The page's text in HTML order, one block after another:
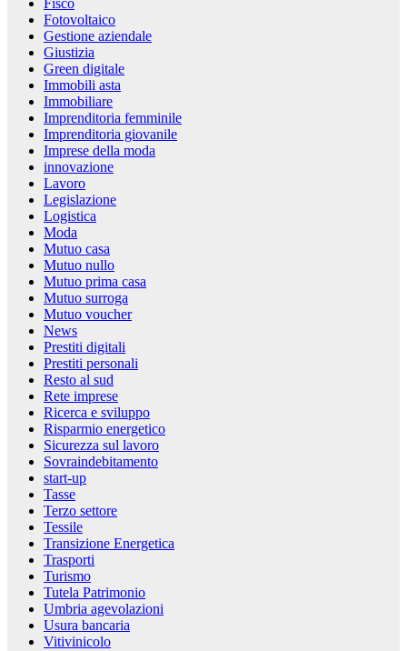
Fisco
Fotovoltaico
Gestione aziendale
Giustizia
Green digitale
Immobili asta
Immobiliare
Imprenditoria femminile
Imprenditoria giovanile
Imprese della moda
innovazione
Lavoro
Legislazione
Logistica
Moda
Mutuo casa
Mutuo nullo
Mutuo prima casa
Mutuo surroga
Mutuo voucher
News
Prestiti digitali
Prestiti personali
Resto al sud
Rete imprese
Ricerca e sviluppo
Risparmio energetico
Sicurezza sul lavoro
Sovraindebitamento
start-up
Tasse
Terzo settore
Tessile
Transizione Energetica
Trasporti
Turismo
Tutela Patrimonio
Umbria agevolazioni
Usura bancaria
Vitivinicolo